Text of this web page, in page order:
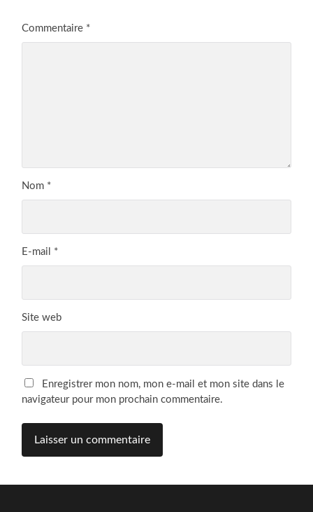
Commentaire *
Nom *
E-mail *
Site web
Enregistrer mon nom, mon e-mail et mon site dans le
navigateur pour mon prochain commentaire.